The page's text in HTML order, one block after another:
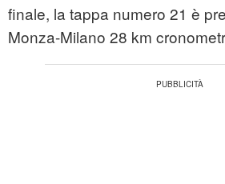
finale, la tappa numero 21 è
Monza-Milano 28 km